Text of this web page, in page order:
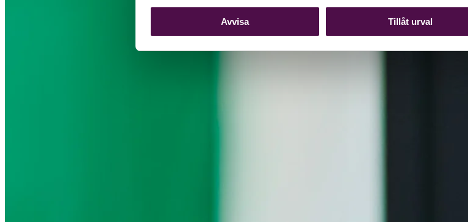
Avvisa Tillåt urval